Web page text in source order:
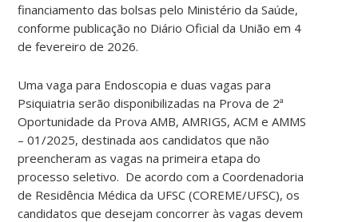
financiamento das bolsas pelo Ministério da Saúde,
conforme publicação no Diário Oficial da União em 4
de fevereiro de 2026.
Uma vaga para Endoscopia e duas vagas para
Psiquiatria serão disponibilizadas na Prova de 2ª
Oportunidade da Prova AMB, AMRIGS, ACM e AMMS
– 01/2025, destinada aos candidatos que não
preencheram as vagas na primeira etapa do
processo seletivo. De acordo com a Coordenadoria
de Residência Médica da UFSC (COREME/UFSC), os
candidatos que desejam concorrer às vagas devem